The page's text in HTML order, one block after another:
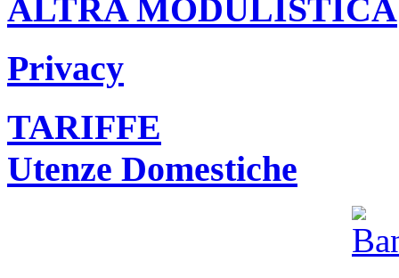
ALTRA MODULISTICA
Privacy
TARIFFE
Utenze Domestiche